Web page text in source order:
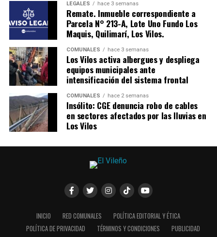
LEGALES hace 3 semanas
Remate. Inmueble correspondiente a
Parcela N° 213-A, Lote Uno Fundo Los
Maquis, Quilimarí, Los Vilos.
COMUNALES hace 3 semanas
Los Vilos activa albergues y despliega
equipos municipales ante
intensificación del sistema frontal
COMUNALES hace 2 semanas
Insólito: CGE denuncia robo de cables
en sectores afectados por las lluvias en
Los Vilos
INICIO RED COMUNALES
POLÍTICA EDITORIAL Y ÉTICA
POLÍTICA DE PRIVACIDAD
TÉRMINOS Y CONDICIONES
PUBLICIDAD